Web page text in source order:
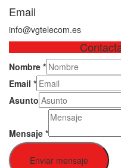
Email
info@vgtelecom.es
Nombre *
Email *
Asunto
Mensaje *
Enviar mensaje